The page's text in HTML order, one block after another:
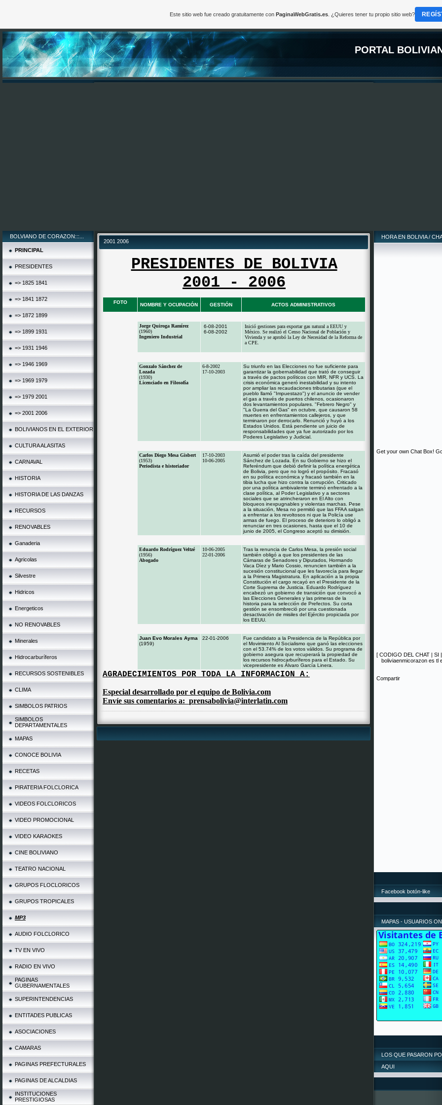
PORTAL
BOLVIANO DE CORAZON:::...
PRINCIPAL
PRESIDENTES
=> 1825 1841
=> 1841 1872
=> 1872 1899
=> 1899 1931
=> 1931 1946
=> 1946 1969
=> 1969 1979
=> 1979 2001
=> 2001 2006
BOLIVIANOS EN EL EXTERIOR
CULTURA ALASITAS
CARNAVAL
HISTORIA
HISTORIA DE LAS DANZAS
RECURSOS
RENOVABLES
Ganaderia
Agricolas
Silvestre
Hidricos
Energeticos
NO RENOVABLES
Minerales
Hidrocarburíferos
RECURSOS SOSTENIBLES
CLIMA
SIMBOLOS PATRIOS
SIMBOLOS
DEPARTAMENTALES
MAPAS
CONOCE BOLIVIA
RECETAS
PIRATERIA FOLCLORICA
VIDEOS FOLCLORICOS
VIDEO PROMOCIONAL
VIDEO KARAOKES
CINE BOLIVIANO
TEATRO NACIONAL
GRUPOS FLOCLORICOS
GRUPOS TROPICALES
MP3
AUDIO FOLCLORICO
TV EN VIVO
RADIO EN VIVO
PAGINAS
GUBERNAMENTALES
SUPERINTENDENCIAS
ENTITADES PUBLICAS
ASOCIACIONES
CAMARAS
PAGINAS PREFECTURALES
PAGINAS DE ALCALDIAS
INSTITUCIONES
PRESTIGIOSAS
2001 2006
PRESIDENTES DE BOLIVIA
2001 - 2006
FOTO NOMBRE Y OCUPACIÓN GESTIÓN ACTOS ADMINISTRATIVOS
Jorge Quiroga Ramírez
(1960)
Ingeniero Industrial
6-08-2001
6-08-2002
Inició gestiones para exportar gas natural a EEUU y
México. Se realizó el Censo Nacional de Población y
Vivienda y se aprobó la Ley de Necesidad de la Reforma de
a CPE.
Gonzalo Sánchez de
Lozada
(1930)
Licenciado en Filosofía
6-8-2002
17-10-2003
Su triunfo en las Elecciones no fue suficiente para
garantizar la gobernabilidad que trató de conseguir
a través de pactos políticos con MIR, NFR y UCS. La
crisis económica generó inestabilidad y su intento
por ampliar las recaudaciones tributarias (que el
pueblo llamó "Impuestazo") y el anuncio de vender
el gas a través de puertos chilenos, ocasionaron
dos levantamientos populares. "Febrero Negro" y
"La Guerra del Gas" en octubre, que causaron 58
muertes en enfrentamientos callejeros, y que
terminaron por derrocarlo. Renunció y huyó a los
Estados Unidos. Está pendiente un juicio de
responsabilidades que ya fue autorizado por los
Poderes Legislativo y Judicial.
Carlos Diego Mesa Gisbert
(1953)
Periodista e historiador
17-10-2003
10-06-2005
Asumió el poder tras la caída del presidente
Sánchez de Lozada. En su Gobierno se hizo el
Referéndum que debió definir la política energética
de Bolivia, pero que no logró el propósito. Fracasó
en su política económica y fracasó también en la
tibia lucha que hizo contra la corrupción. Criticado
por una política ambivalente terminó enfrentado a la
clase política, al Poder Legislativo y a sectores
sociales que se atrincheraron en El Alto con
bloqueos inexpugnables y violentas marchas. Pese
a la situación, Mesa no permitió que las FFAA salgan
a enfrentar a los revoltosos ni que la Policía use
armas de fuego. El proceso de deterioro lo obligó a
renunciar en tres ocasiones, hasta que el 10 de
junio de 2005, el Congreso aceptó su dimisión.
Eduardo Rodríguez Veltzé
(1956)
Abogado
10-06-2005
22-01-2006
Tras la renuncia de Carlos Mesa, la presión social
también obligó a que los presidentes de las
Cámaras de Senadores y Diputados, Hormando
Vaca Díez y Mario Cossio, renuncien también a la
sucesión constitucional que les favorecía para llegar
a la Primera Magistratura. En aplicación a la propia
Constitución el cargo recayó en el Presidente de la
Corte Suprema de Justicia. Eduardo Rodríguez
encabezó un gobierno de transición que convocó a
las Elecciones Generales y las primeras de la
historia para la selección de Prefectos. Su corta
gestión se ensombreció por una cuestionada
desactivación de misiles del Ejército propiciada por
los EEUU.
Juan Evo Morales Ayma
(1959)
22-01-2006
Fue candidato a la Presidencia de la República por
el Movimiento Al Socialismo que ganó las elecciones
con el 53.74% de los votos válidos. Su programa de
gobierno asegura que recuperará la propiedad de
los recursos hidrocarburíferos para el Estado. Su
vicepresidente es Álvaro García Linera.
AGRADECIMIENTOS POR TODA LA INFORMACION A:
Especial desarrollado por el equipo de Bolivia.com
Envíe sus comentarios a: prensabolivia@interlatin.com
HORA EN BOLIVIA /
Get your own Chat Box!
[ CODIGO DEL CHAT | SI
boliviaenmicorazon es tl
Compartir
Facebook botón-like
MAPAS - USUARIOS
LOS QUE PASARON
AQUI
Este sitio web fue creado gratuitamente con PaginaWebGratis.es. ¿Quieres tener tu propio sitio web?